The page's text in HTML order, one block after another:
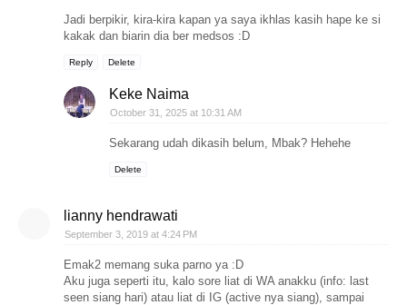
Jadi berpikir, kira-kira kapan ya saya ikhlas kasih hape ke si
kakak dan biarin dia ber medsos :D
Reply Delete
Keke Naima
October 31, 2025 at 10:31 AM
Sekarang udah dikasih belum, Mbak? Hehehe
Delete
lianny hendrawati
September 3, 2019 at 4:24 PM
Emak2 memang suka parno ya :D
Aku juga seperti itu, kalo sore liat di WA anakku (info: last
seen siang hari) atau liat di IG (active nya siang), sampai